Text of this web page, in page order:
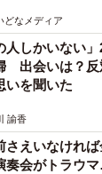
どなメディア
人しかいない
出会いは？
いを聞いた
諭香
さえいなけれ
奏会がトラウ